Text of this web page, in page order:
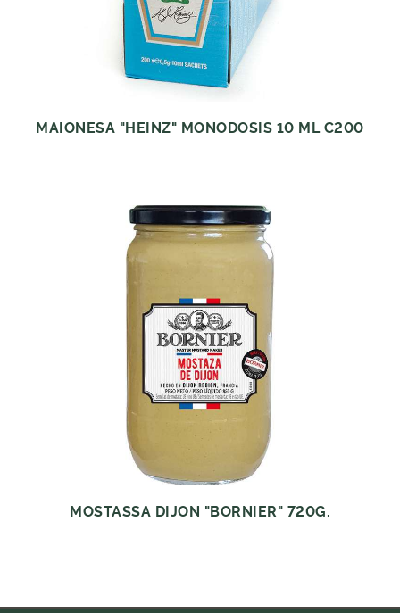
MAIONESA "HEINZ" MONODOSIS 10 ML C200
MOSTASSA DIJON "BORNIER" 720G.